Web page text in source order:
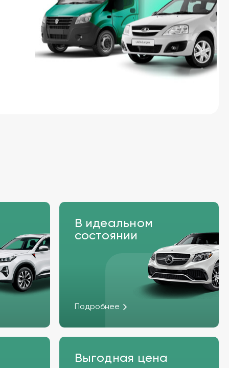
В идеальном
состоянии
Подробнее
Выгодная цена